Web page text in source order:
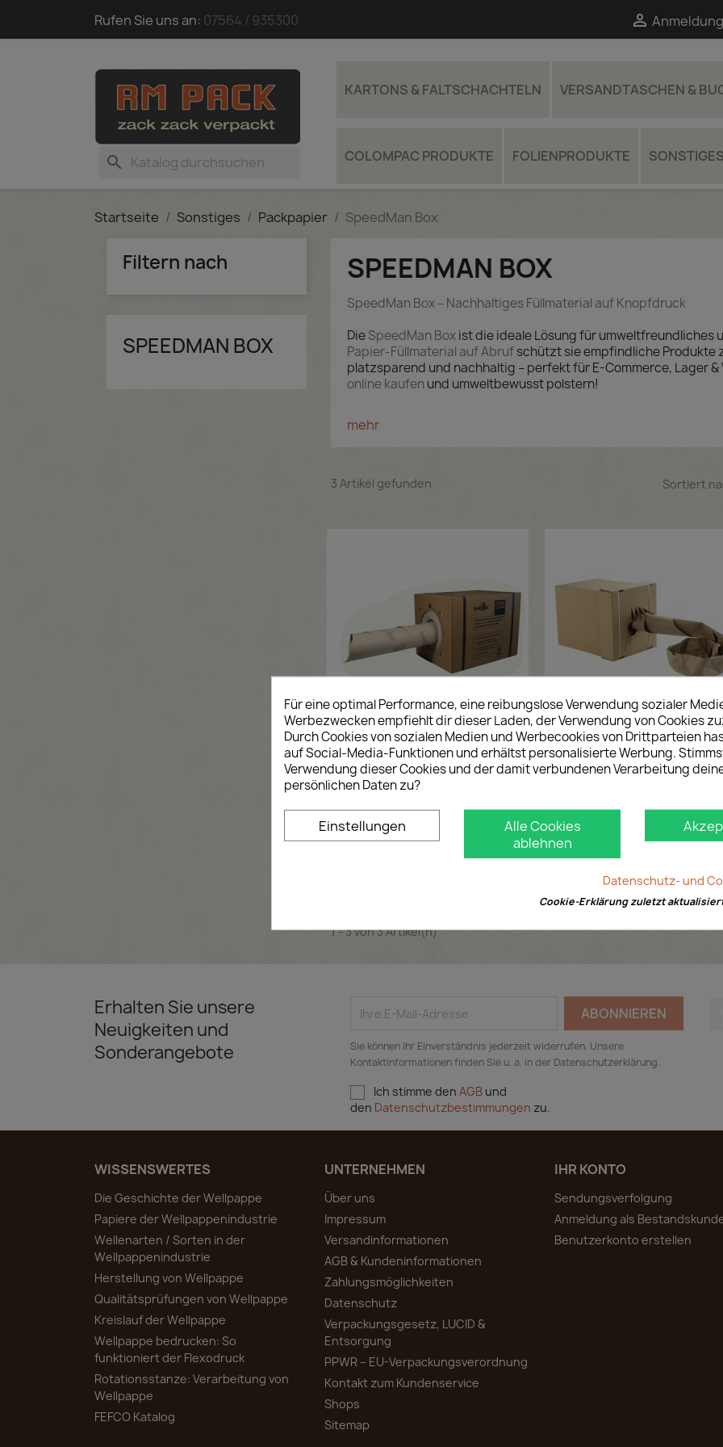
Rufen Sie uns an: 07564 / 935300 
search
KARTONS & FALTSCHACHTELN VERSANDTASCHEN &
COLOMPAC PRODUKTE FOLIENPRODUKTE SONSTIGES
Startseite Sonstiges Packpapier SpeedMan Box
Filtern nach
SPEEDMAN BOX
SPEEDMAN BOX
SpeedMan Box – Nachhaltiges Füllmaterial auf Knopfdruck
DieSpeedMan Boxist die ideale Lösung für umweltfreundliches
Papier-Füllmaterial auf Abrufschützt sie empfindliche Produkte
platzsparend und nachhaltig – perfekt für E-Commerce, Lager &
online kaufen und umweltbewusst polstern!
mehr
3 Artikel gefunden Sortiert
SpeedMan Box im
Spenderkarton
Artikel-Nr.:K-5080
0,09 € / meter
Vorschau
Roll-In-Box Spenderkarton
umweltfreundlichem
0,08 € / meter

1 - 3 von 3 Artikel(n)
Erhalten Sie unsere
Neuigkeiten und
Sonderangebote
Sie können Ihr Einverständnis jederzeit widerrufen. Unsere
Kontaktinformationen finden Sie u. a. in der Datenschutzerklärung.
Ich stimme den AGBund
den Datenschutzbestimmungen zu.
WISSENSWERTES
Die Geschichte der Wellpappe
Papiere der Wellpappenindustrie
Wellenarten / Sorten in der
Wellpappenindustrie
Herstellung von Wellpappe
Qualitätsprüfungen von Wellpappe
Kreislauf der Wellpappe
Wellpappe bedrucken: So
funktioniert der Flexodruck
Rotationsstanze: Verarbeitung von
Wellpappe
FEFCO Katalog
UNTERNEHMEN
Über uns
Impressum
Versandinformationen
AGB & Kundeninformationen
Zahlungsmöglichkeiten
Datenschutz
Verpackungsgesetz, LUCID &
Entsorgung
PPWR – EU-Verpackungsverordnung
Kontakt zum Kundenservice
Shops
Sitemap
IHR KONTO
Sendungsverfolgung
Anmeldung als
Benutzerkonto erstellen
Für eine optimal Performance, eine reibungslose Verwendung sozialer
Werbezwecken empfiehlt dir dieser Laden, der Verwendung von Cookies
Durch Cookies von sozialen Medien und Werbecookies von Drittparteien
auf Social-Media-Funktionen und erhältst personalisierte Werbung.
Verwendung dieser Cookies und der damit verbundenen Verarbeitung
persönlichen Daten zu?
Alle Cookies
ablehnen
Einstellungen
Datenschutz- und
Cookie-Erklärung zuletzt